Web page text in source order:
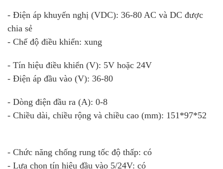
- Điện áp khuyến nghị (VDC): 36-80 AC và DC được
chia sẻ
- Chế độ điều khiển: xung
- Tín hiệu điều khiển (V): 5V hoặc 24V
- Điện áp đầu vào (V): 36-80
- Dòng điện đầu ra (A): 0-8
- Chiều dài, chiều rộng và chiều cao (mm): 151*97*52
- Chức năng chống rung tốc độ thấp: có
- Lựa chọn tín hiệu đầu vào 5/24V: có